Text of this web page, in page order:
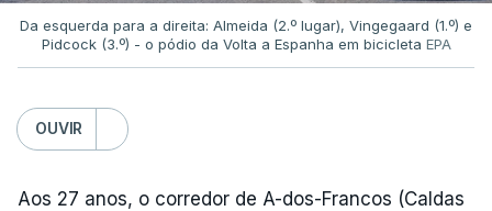
Da esquerda para a direita: Almeida (2.º lugar), Vingegaard (1.º) e
Pidcock (3.º) - o pódio da Volta a Espanha em bicicleta EPA
OUVIR
Aos 27 anos, o corredor de A-dos-Francos (Caldas